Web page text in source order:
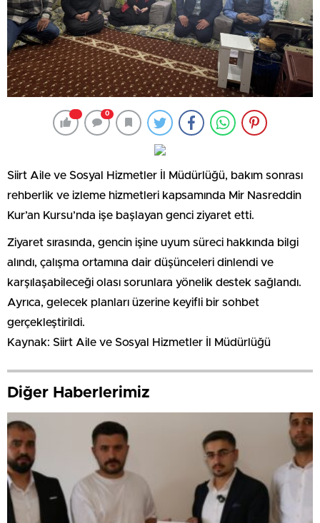
0
Siirt Aile ve Sosyal Hizmetler İl Müdürlüğü, bakım sonrası
rehberlik ve izleme hizmetleri kapsamında Mir Nasreddin
Kur’an Kursu’nda işe başlayan genci ziyaret etti.
Ziyaret sırasında, gencin işine uyum süreci hakkında bilgi
alındı, çalışma ortamına dair düşünceleri dinlendi ve
karşılaşabileceği olası sorunlara yönelik destek sağlandı.
Ayrıca, gelecek planları üzerine keyifli bir sohbet
gerçekleştirildi.
Kaynak: Siirt Aile ve Sosyal Hizmetler İl Müdürlüğü
Diğer Haberlerimiz